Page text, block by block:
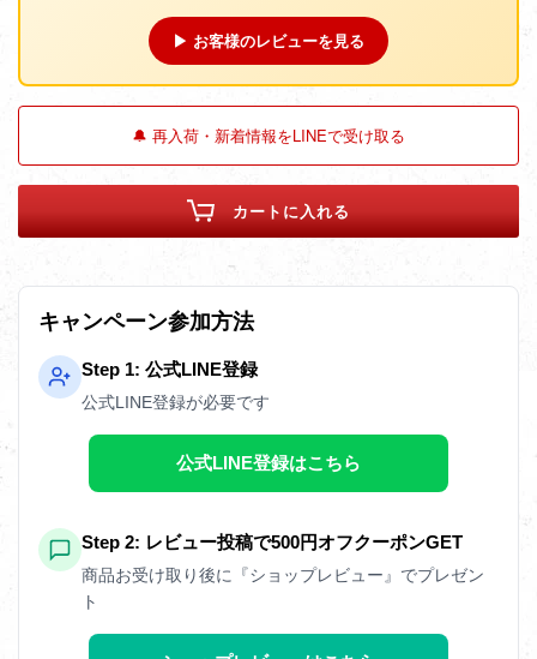
▶ お客様のレビューを見る
🔔 再入荷・新着情報をLINEで受け取る
カートに入れる
キャンペーン参加方法
Step 1: 公式LINE登録
公式LINE登録が必要です
公式LINE登録はこちら
Step 2: レビュー投稿で500円オフクーポンGET
商品お受け取り後に『ショップレビュー』でプレゼン
ト